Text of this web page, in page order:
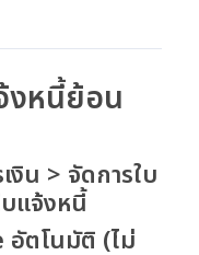
งหนี้ย้อน
งิน > จัดการใบ
แจ้งหนี้
อัตโนมัติ (ไม่